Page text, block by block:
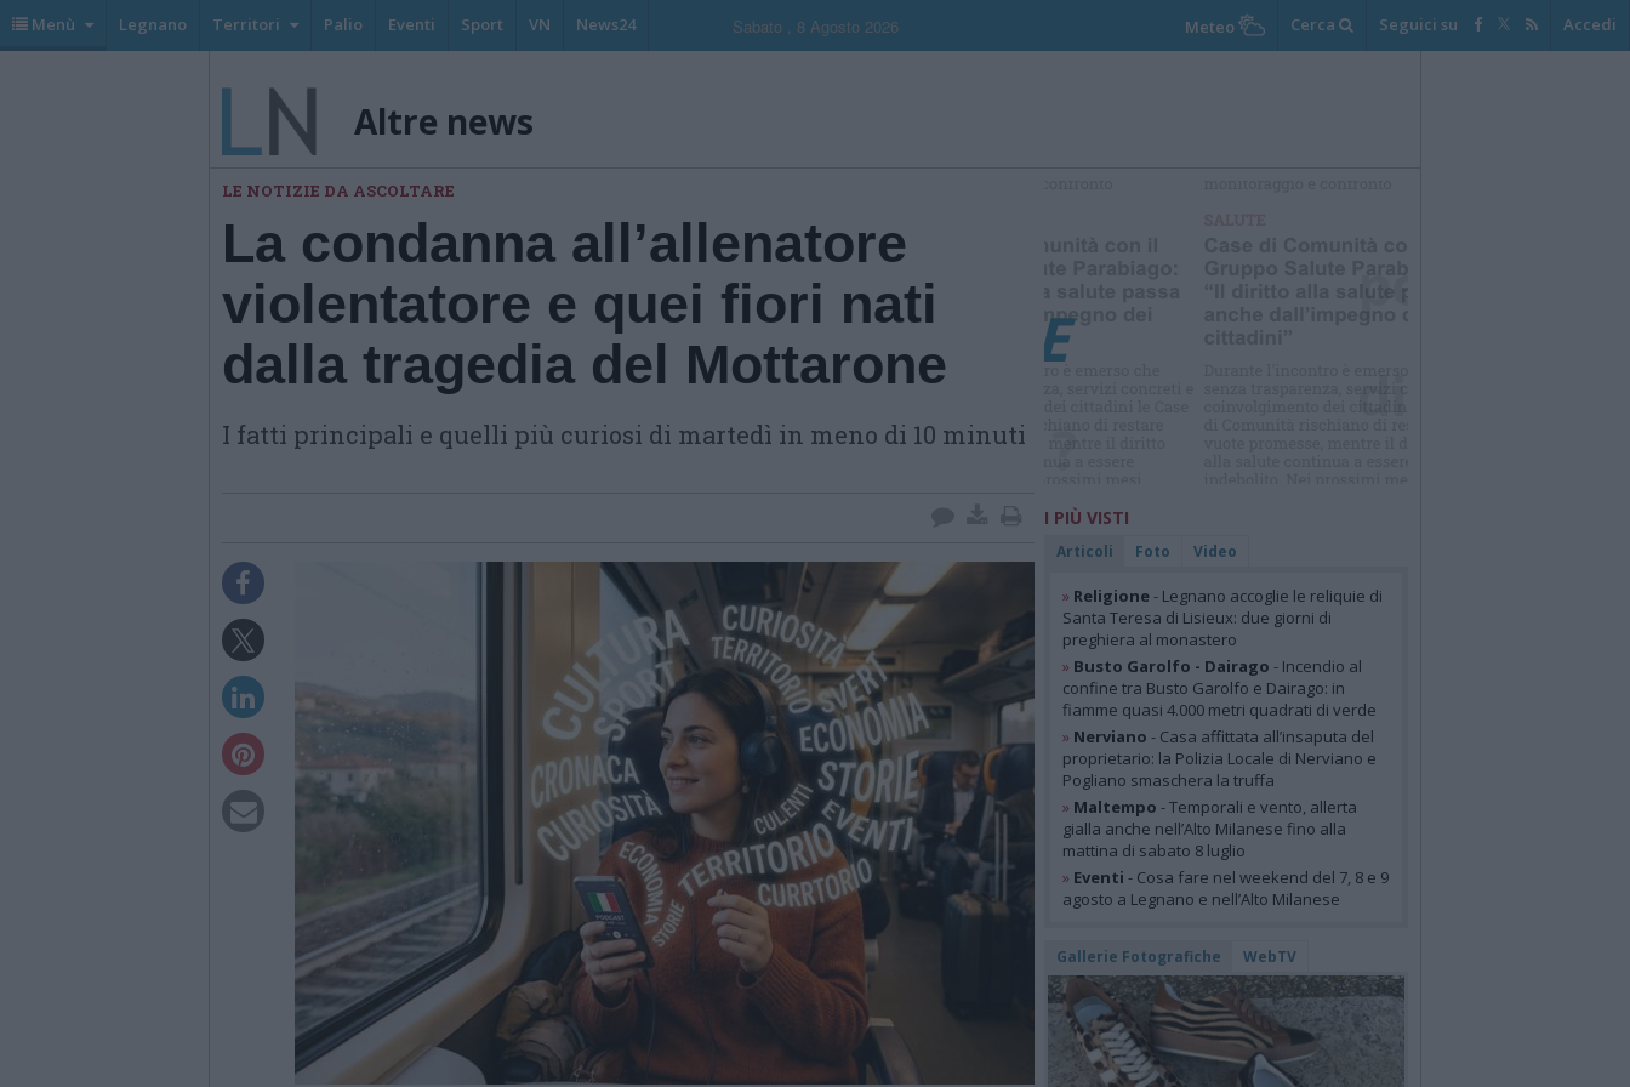
Menù Legnano Territori Palio Eventi Sport VN News24 Sabato , 8 Agosto 2026 Meteo Cerca Seguici su Accedi
Altre news
LE NOTIZIE DA ASCOLTARE
La condanna all’allenatore
violentatore e quei fiori nati
dalla tragedia del Mottarone
I fatti principali e quelli più curiosi di martedì in meno di 10 minuti
I PIÙ VISTI
Articoli Foto Video
» Religione- Legnano accoglie le reliquie di
Santa Teresa di Lisieux: due giorni di
preghiera al monastero
» Busto Garolfo - Dairago - Incendio al
confine tra Busto Garolfo e Dairago: in
fiamme quasi 4.000 metri quadrati di verde
» Nerviano - Casa affittata all’insaputa del
proprietario: la Polizia Locale di Nerviano e
Pogliano smaschera la truffa
» Maltempo - Temporali e vento, allerta
gialla anche nell’Alto Milanese fino alla
mattina di sabato 8 luglio
» Eventi - Cosa fare nel weekend del 7, 8 e 9
agosto a Legnano e nell’Alto Milanese
Gallerie Fotografiche WebTV